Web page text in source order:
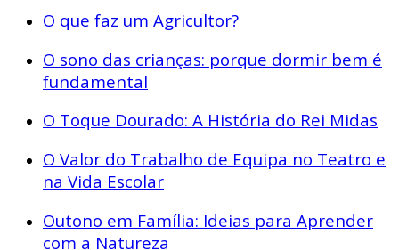
O que faz um Agricultor?
O sono das crianças: porque dormir bem é
fundamental
O Toque Dourado: A História do Rei Midas
O Valor do Trabalho de Equipa no Teatro e
na Vida Escolar
Outono em Família: Ideias para Aprender
com a Natureza